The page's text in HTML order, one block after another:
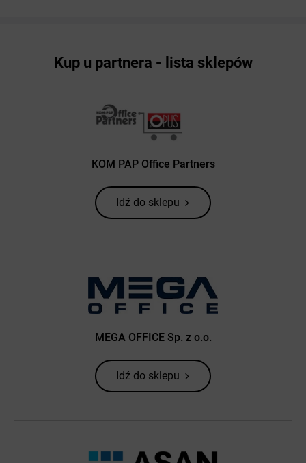
Kup u partnera - lista sklepów
KOM PAP Office Partners
Idź do sklepu
MEGA OFFICE Sp. z o.o.
Idź do sklepu